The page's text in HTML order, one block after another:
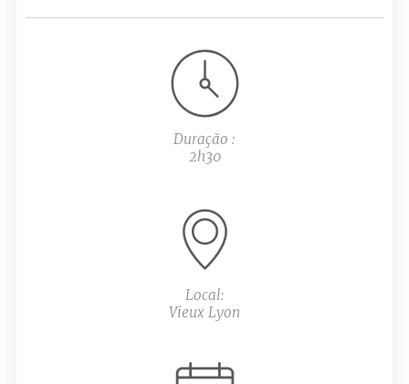
Duração :
2h30
Local:
Vieux Lyon